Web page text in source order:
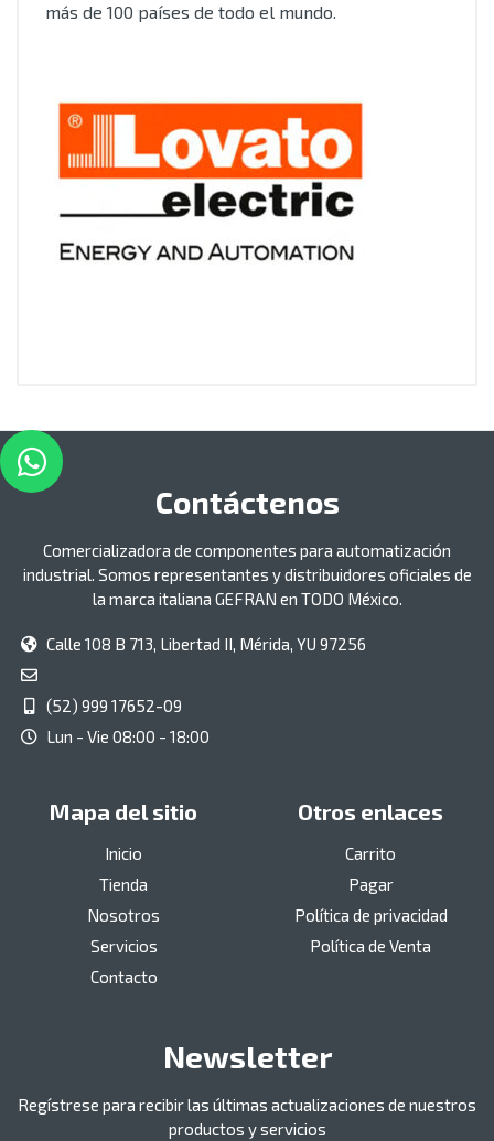
más de 100 países de todo el mundo.
Contáctenos
Comercializadora de componentes para automatización
industrial. Somos representantes y distribuidores oficiales de
la marca italiana GEFRAN en TODO México.
Calle 108 B 713, Libertad II, Mérida, YU 97256
(52) 999 17652-09
Lun - Vie 08:00 - 18:00
Mapa del sitio
Inicio
Tienda
Nosotros
Servicios
Contacto
Otros enlaces
Carrito
Pagar
Política de privacidad
Política de Venta
Newsletter
Regístrese para recibir las últimas actualizaciones de nuestros
productos y servicios